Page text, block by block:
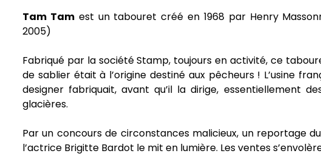
Tam Tamest un tabouret créé en 1968 par Henry
2005)
Fabriqué par la société Stamp, toujours en activité, ce
de sablier était à l’origine destiné aux pêcheurs ! L’usine
designer fabriquait, avant qu’il la dirige, essentiellement
glacières.
Par un concours de circonstances malicieux, un reportage
l’actrice Brigitte Bardot le mit en lumière. Les ventes